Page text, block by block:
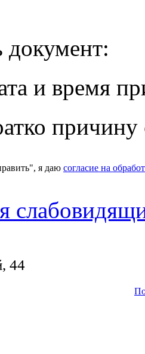
и время
я даю согласие на
44